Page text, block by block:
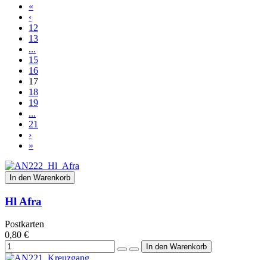
«
‹
12
13
...
15
16
17
18
19
...
21
›
»
In den Warenkorb
Hl Afra
Postkarten
0,80 €